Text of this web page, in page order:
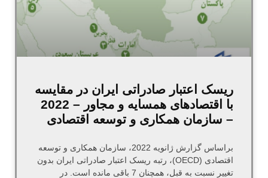
ریسک اعتبار صادراتی ایران در مقایسه
با اقتصادهای همسایه و مجاور – 2022
– سازمان همکاری و توسعه اقتصادی
براساس گزارش ژانویه 2022، سازمان همکاری و توسعه
اقتصادی (OECD)، رتبه ریسک اعتبار صادراتی ایران بدون
تغییر نسبت به قبل، همچنان 7 باقی مانده است. در